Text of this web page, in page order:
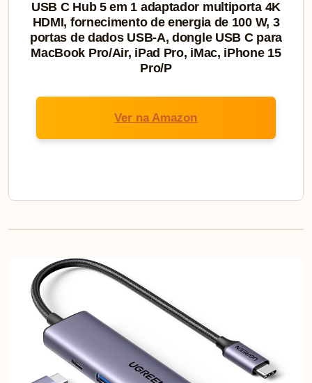
USB C Hub 5 em 1 adaptador multiporta 4K
HDMI, fornecimento de energia de 100 W, 3
portas de dados USB-A, dongle USB C para
MacBook Pro/Air, iPad Pro, iMac, iPhone 15
Pro/P
Ver na Amazon